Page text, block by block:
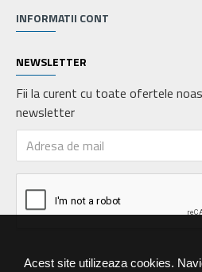
Acest site utilizeaza cookies.
INFORMATII CONT
NEWSLETTER
Fii la curent cu toate ofertele
newsletter